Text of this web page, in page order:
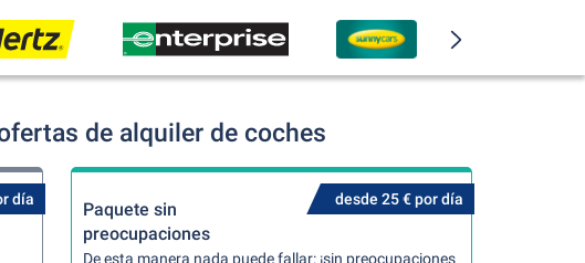
de alquiler de coches
día desde 25 € por día
Paquete sin
preocupaciones
De esta manera nada puede fallar: ¡sin preocupaciones